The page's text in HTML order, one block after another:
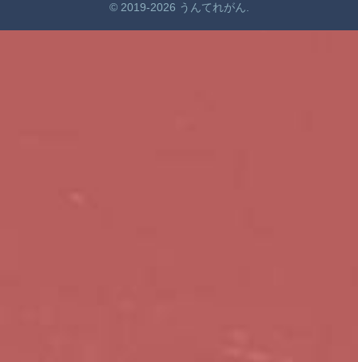
© 2019-2026 うんてれがん.